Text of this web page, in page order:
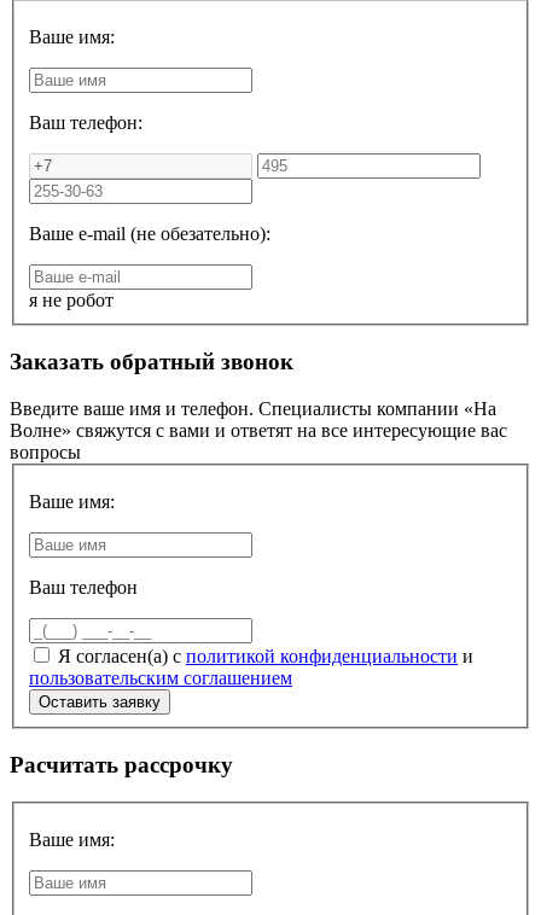
Ваше имя:
Ваш телефон:
Ваше e-mail (не обезательно):
я не робот
Заказать обратный звонок
Введите ваше имя и телефон. Специалисты компании «На
Волне» свяжутся с вами и ответят на все интересующие вас
вопросы
Ваше имя:
Ваш телефон
Я согласен(а) с политикой конфиденциальности и
пользовательским соглашением
Расчитать рассрочку
Ваше имя: